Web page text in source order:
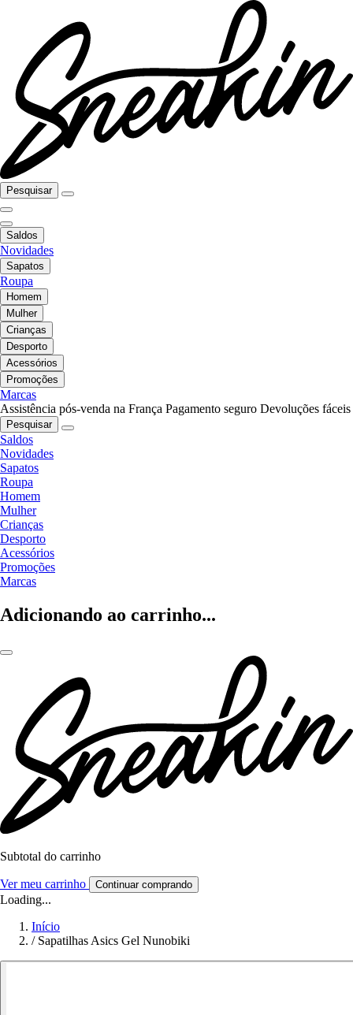
Pesquisar
Saldos
Novidades
Sapatos
Roupa
Homem
Mulher
Crianças
Desporto
Acessórios
Promoções
Marcas
Assistência pós-venda na França Pagamento seguro Devoluções fáceis
Pesquisar
Saldos
Novidades
Sapatos
Roupa
Homem
Mulher
Crianças
Desporto
Acessórios
Promoções
Marcas
Adicionando ao carrinho...
Subtotal do carrinho
Ver meu carrinho Continuar comprando
Loading...
Início
/ Sapatilhas Asics Gel Nunobiki